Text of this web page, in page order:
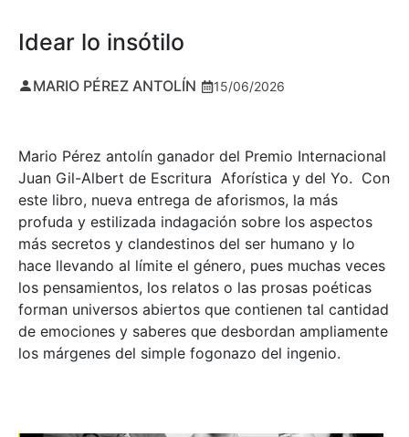
Idear lo insótilo
MARIO PÉREZ ANTOLÍN 15/06/2026
Mario Pérez antolín ganador del Premio Internacional
Juan Gil-Albert de Escritura Aforística y del Yo. Con
este libro, nueva entrega de aforismos, la más
profuda y estilizada indagación sobre los aspectos
más secretos y clandestinos del ser humano y lo
hace llevando al límite el género, pues muchas veces
los pensamientos, los relatos o las prosas poéticas
forman universos abiertos que contienen tal cantidad
de emociones y saberes que desbordan ampliamente
los márgenes del simple fogonazo del ingenio.